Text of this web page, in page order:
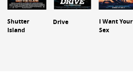
Shutter
Island
Drive
I Want Your
Sex